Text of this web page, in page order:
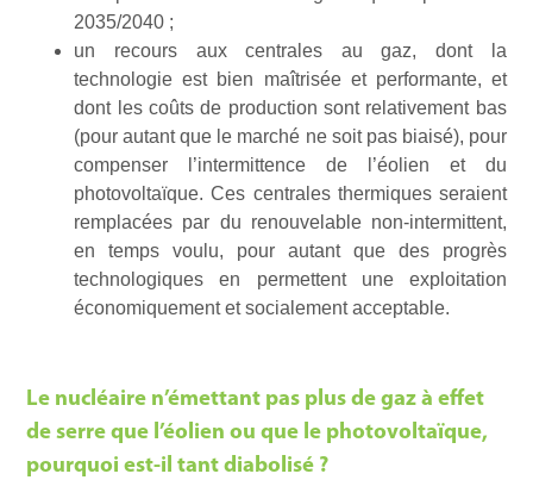
2035/2040 ;
un recours aux centrales au gaz, dont la
technologie est bien maîtrisée et performante, et
dont les coûts de production sont relativement bas
(pour autant que le marché ne soit pas biaisé), pour
compenser l’intermittence de l’éolien et du
photovoltaïque. Ces centrales thermiques seraient
remplacées par du renouvelable non-intermittent,
en temps voulu, pour autant que des progrès
technologiques en permettent une exploitation
économiquement et socialement acceptable.
Le nucléaire n’émettant pas plus de gaz à effet
de serre que l’éolien ou que le photovoltaïque,
pourquoi est-il tant diabolisé ?